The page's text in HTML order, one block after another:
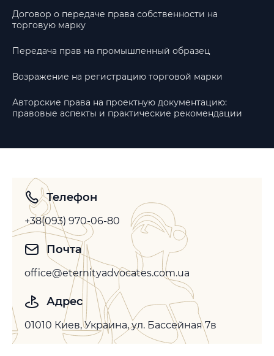
Договор о передаче права собственности на
торговую марку
Передача прав на промышленный образец
Возражение на регистрацию торговой марки
Авторские права на проектную документацию:
правовые аспекты и практические рекомендации
Телефон
+38(093) 970-06-80
Почта
office@eternityadvocates.com.ua
Адрес
01010 Киев, Украина, ул. Бассейная 7в